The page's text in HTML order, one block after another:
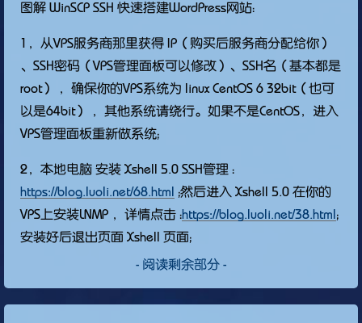
图解 WinSCP SSH 快速搭建WordPress网站：
1，从VPS服务商那里获得 IP（购买后服务商分配给你）
、SSH密码（VPS管理面板可以修改）、SSH名（基本都是
root） ，确保你的VPS系统为 linux CentOS 6 32bit（也可
以是64bit） ，其他系统请绕行。如果不是CentOS，进入
VPS管理面板重新做系统；
2，本地电脑 安装 Xshell 5.0 SSH管理 ：
https://blog.luoli.net/68.html
；然后进入 Xshell 5.0 在你的
VPS上安装LNMP ，详情点击 ：https://blog.luoli.net/38.html ；
安装好后退出页面 Xshell 页面；
- 阅读剩余部分 -